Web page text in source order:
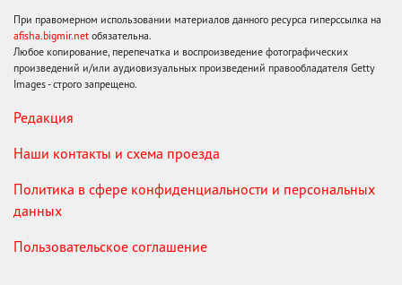
При правомерном использовании материалов данного ресурса гиперссылка на
afisha.bigmir.net обязательна.
Любое копирование, перепечатка и воспроизведение фотографических
произведений и/или аудиовизуальных произведений правообладателя Getty
Images - строго запрещено.
Редакция
Наши контакты и схема проезда
Политика в сфере конфиденциальности и персональных
данных
Пользовательское соглашение